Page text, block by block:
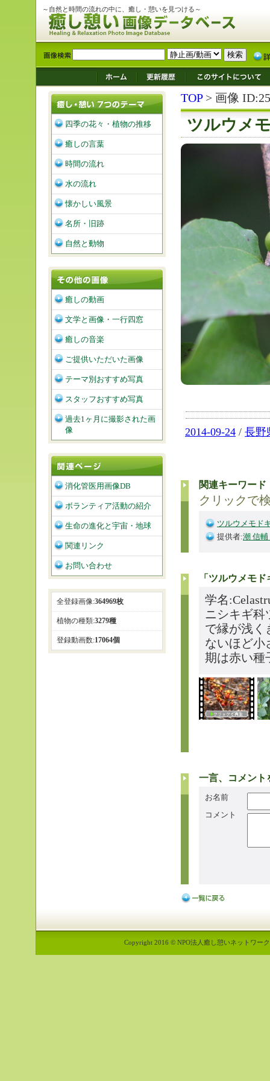
～自然と時間の流れの中に、癒し・憩いを見つける～
TOP> 画像
ツルウメ
2014-09-24 / 長野
関連キーワード
クリックで
ツルウメモド
提供者:潮 信
「ツルウメモ
学名
ニシキギ科
で縁が浅く
ないほど小
期は赤い種
一言、コメント
お名前
コメント
四季の花々・植物の推移
癒しの言葉
時間の流れ
水の流れ
懐かしい風景
名所・旧跡
自然と動物
癒しの動画
文学と画像・一行四窓
癒しの音楽
ご提供いただいた画像
テーマ別おすすめ写真
スタッフおすすめ写真
過去1ヶ月に撮影された画
像
消化管医用画像DB
ボランティア活動の紹介
生命の進化と宇宙・地球
関連リンク
お問い合わせ
全登録画像:364969枚
植物の種類:3279種
登録動画数:17064個
Copyright 2016 © NPO法人癒し憩いネットワー